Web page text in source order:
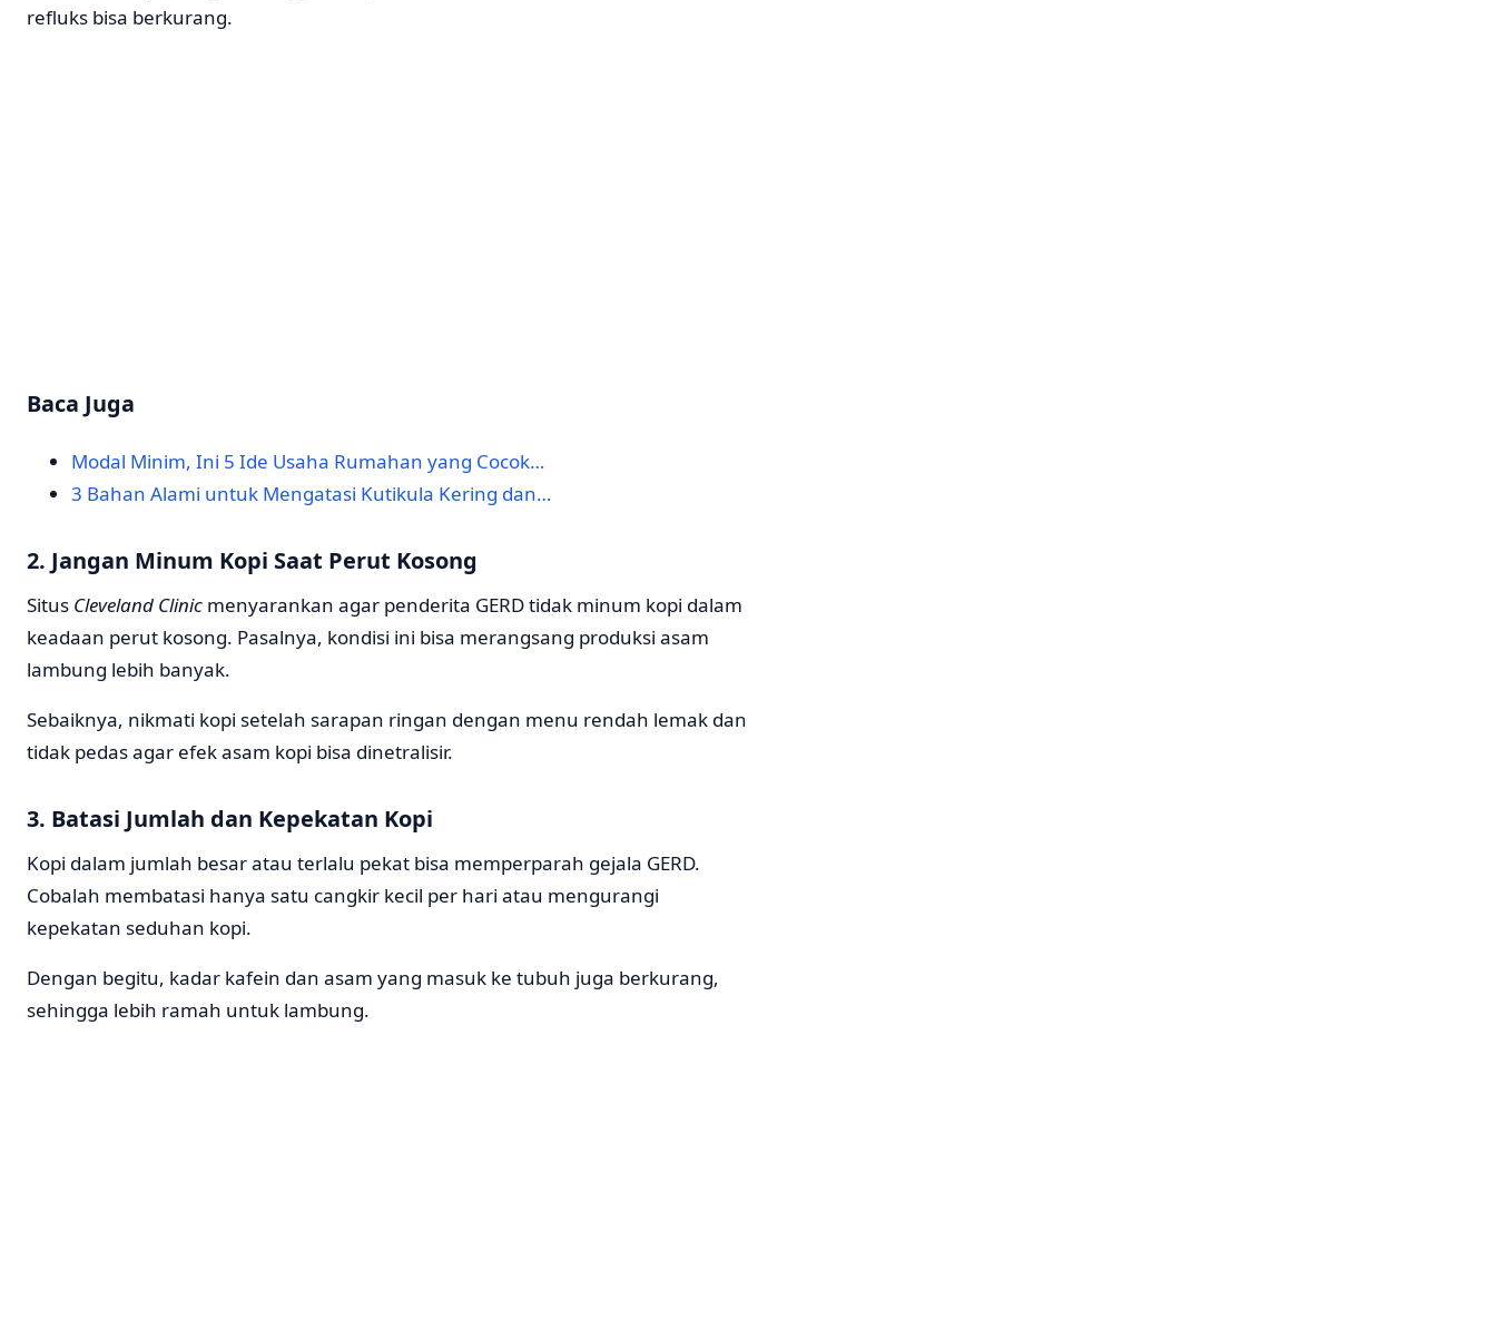
refluks bisa berkurang.
Baca Juga
Modal Minim, Ini 5 Ide Usaha Rumahan yang Cocok…
3 Bahan Alami untuk Mengatasi Kutikula Kering dan…
2. Jangan Minum Kopi Saat Perut Kosong
Situs Cleveland Clinic menyarankan agar penderita GERD tidak minum kopi dalam
keadaan perut kosong. Pasalnya, kondisi ini bisa merangsang produksi asam
lambung lebih banyak.
Sebaiknya, nikmati kopi setelah sarapan ringan dengan menu rendah lemak dan
tidak pedas agar efek asam kopi bisa dinetralisir.
3. Batasi Jumlah dan Kepekatan Kopi
Kopi dalam jumlah besar atau terlalu pekat bisa memperparah gejala GERD.
Cobalah membatasi hanya satu cangkir kecil per hari atau mengurangi
kepekatan seduhan kopi.
Dengan begitu, kadar kafein dan asam yang masuk ke tubuh juga berkurang,
sehingga lebih ramah untuk lambung.